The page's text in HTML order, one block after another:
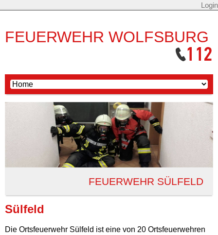
Login
FEUERWEHR WOLFSBURG
FEUERWEHR SÜLFELD
Sülfeld
Die Ortsfeuerwehr Sülfeld ist eine von 20 Ortsfeuerwehren